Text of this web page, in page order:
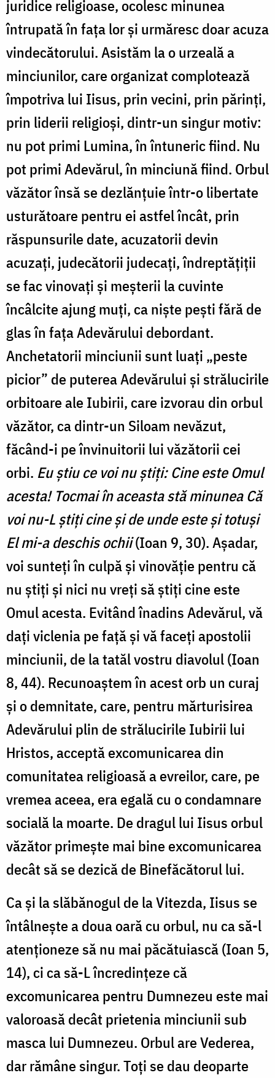
juridice religioase, ocolesc minunea
întrupată în fața lor și urmăresc doar acuza
vindecătorului. Asistăm la o urzeală a
minciunilor, care organizat complotează
împotriva lui Iisus, prin vecini, prin părinți,
prin liderii religioși, dintr-un singur motiv:
nu pot primi Lumina, în întuneric fiind. Nu
pot primi Adevărul, în minciună fiind. Orbul
văzător însă se dezlănțuie într-o libertate
usturătoare pentru ei astfel încât, prin
răspunsurile date, acuzatorii devin
acuzați, judecătorii judecați, îndreptățiții
se fac vinovați și meșterii la cuvinte
încâlcite ajung muți, ca niște pești fără de
glas în fața Adevărului debordant.
Anchetatorii minciunii sunt luați „peste
picior” de puterea Adevărului și strălucirile
orbitoare ale Iubirii, care izvorau din orbul
văzător, ca dintr-un Siloam nevăzut,
făcând-i pe învinuitorii lui văzătorii cei
orbi. Eu știu ce voi nu știți: Cine este Omul
acesta! Tocmai în aceasta stă minunea Că
voi nu-L știți cine și de unde este și totuși
El mi-a deschis ochii(Ioan 9, 30). Așadar,
voi sunteți în culpă și vinovăție pentru că
nu știți și nici nu vreți să știți cine este
Omul acesta. Evitând înadins Adevărul, vă
dați viclenia pe față și vă faceți apostolii
minciunii, de la tatăl vostru diavolul (Ioan
8, 44). Recunoaștem în acest orb un curaj
și o demnitate, care, pentru mărturisirea
Adevărului plin de strălucirile Iubirii lui
Hristos, acceptă excomunicarea din
comunitatea religioasă a evreilor, care, pe
vremea aceea, era egală cu o condamnare
socială la moarte. De dragul lui Iisus orbul
văzător primește mai bine excomunicarea
decât să se dezică de Binefăcătorul lui.
Ca și la slăbănogul de la Vitezda, Iisus se
întâlnește a doua oară cu orbul, nu ca să-l
atenționeze să nu mai păcătuiască (Ioan 5,
14), ci ca să-L încredințeze că
excomunicarea pentru Dumnezeu este mai
valoroasă decât prietenia minciunii sub
masca lui Dumnezeu. Orbul are Vederea,
dar rămâne singur. Toți se dau deoparte